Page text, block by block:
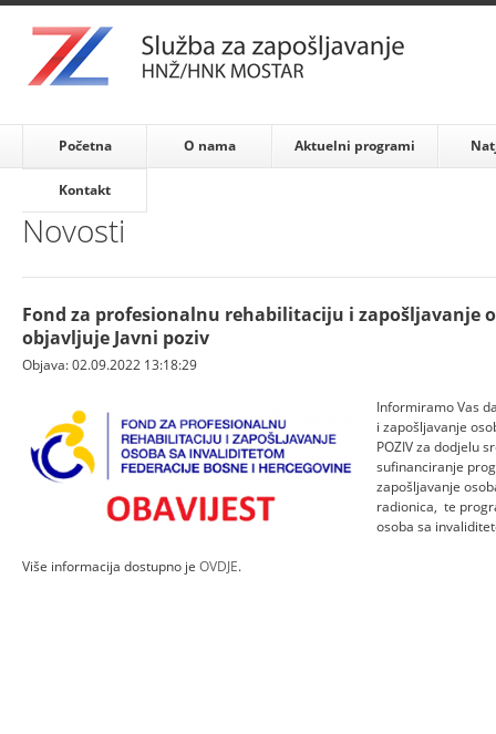
Početna O nama Aktuelni programi
Kontakt
Novosti
Fond za profesionalnu rehabilitaciju i zapošljavanje
objavljuje Javni poziv
Objava: 02.09.2022 13:18:29
Informiramo Vas
i zapošljavanje
POZIV za dodjelu
sufinanciranje
zapošljavanje
radionica, te
osoba sa
Više informacija dostupno je OVDJE.